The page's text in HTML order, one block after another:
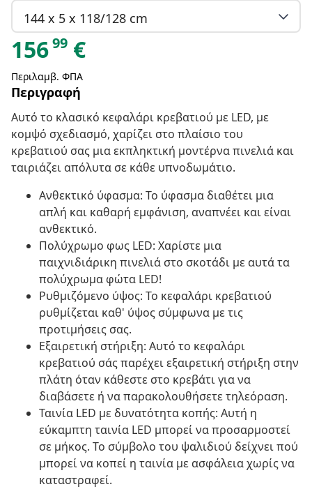
144 x 5 x 118/128 cm
15699 €
Περιλαμβ. ΦΠΑ
Περιγραφή
Αυτό το κλασικό κεφαλάρι κρεβατιού με LED, με
κομψό σχεδιασμό, χαρίζει στο πλαίσιο του
κρεβατιού σας μια εκπληκτική μοντέρνα πινελιά και
ταιριάζει απόλυτα σε κάθε υπνοδωμάτιο.
Ανθεκτικό ύφασμα: Το ύφασμα διαθέτει μια
απλή και καθαρή εμφάνιση, αναπνέει και είναι
ανθεκτικό.
Πολύχρωμο φως LED: Χαρίστε μια
παιχνιδιάρικη πινελιά στο σκοτάδι με αυτά τα
πολύχρωμα φώτα LED!
Ρυθμιζόμενο ύψος: Το κεφαλάρι κρεβατιού
ρυθμίζεται καθ' ύψος σύμφωνα με τις
προτιμήσεις σας.
Εξαιρετική στήριξη: Αυτό το κεφαλάρι
κρεβατιού σάς παρέχει εξαιρετική στήριξη στην
πλάτη όταν κάθεστε στο κρεβάτι για να
διαβάσετε ή να παρακολουθήσετε τηλεόραση.
Ταινία LED με δυνατότητα κοπής: Αυτή η
εύκαμπτη ταινία LED μπορεί να προσαρμοστεί
σε μήκος. Το σύμβολο του ψαλιδιού δείχνει πού
μπορεί να κοπεί η ταινία με ασφάλεια χωρίς να
καταστραφεί.